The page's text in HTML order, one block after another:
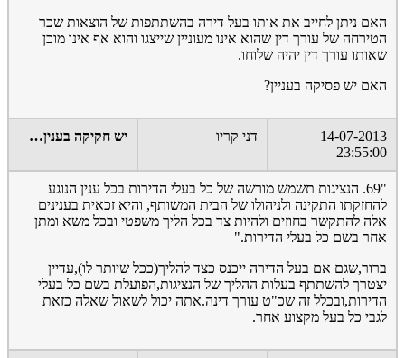
האם ניתן לחייב את אותו בעל דירה בהשתתפות של הוצאות שכר
הטירחה של עורך דין שהוא אינו מעוניין שייצגו והוא אף אינו מוכן
שאותו עורך דין יהיה שלוחו.
האם יש פסיקה בעניין?
14-07-2013
23:55:00
דני קריו יש חקיקה בענין…
"69. הנציגות תשמש מורשה של כל בעלי הדירות בכל ענין הנוגע
להחזקתו התקינה ולניהולו של הבית המשותף, והיא זכאית בענינים
אלה להתקשר בחוזים ולהיות צד בכל הליך משפטי ובכל משא ומתן
אחר בשם כל בעלי הדירות."
ברור,שגם אם בעל הדירה ייכנס כצד להליך(ככל שיותר לו),עדיין
יצטרך להשתתף בעלות ההליך של הנציגות,הפועלת בשם כל בעלי
הדירות,ובכלל זה שכ"ט עורך דינה.אתה יכול לשאול שאלה כזאת
לגבי כל בעל מקצוע אחר.